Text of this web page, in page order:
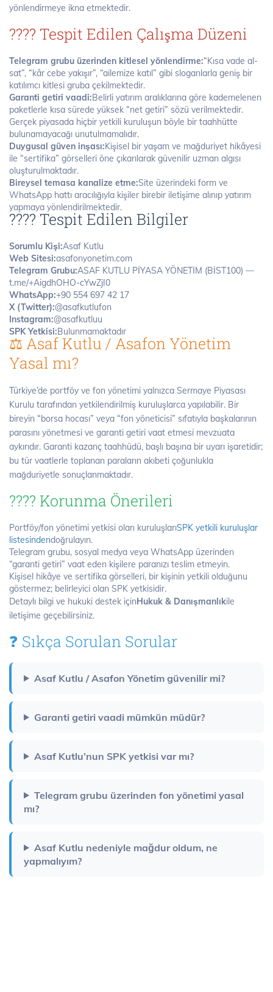
yönlendirmeye ikna etmektedir.
???? Tespit Edilen Çalışma Düzeni
Telegram grubu üzerinden kitlesel yönlendirme:“Kısa vade al-
sat”, “kâr cebe yakışır”, “ailemize katıl” gibi sloganlarla geniş bir
katılımcı kitlesi gruba çekilmektedir.
Garanti getiri vaadi:Belirli yatırım aralıklarına göre kademelenen
paketlerle kısa sürede yüksek “net getiri” sözü verilmektedir.
Gerçek piyasada hiçbir yetkili kuruluşun böyle bir taahhütte
bulunamayacağı unutulmamalıdır.
Duygusal güven inşası:Kişisel bir yaşam ve mağduriyet hikâyesi
ile “sertifika” görselleri öne çıkarılarak güvenilir uzman algısı
oluşturulmaktadır.
Bireysel temasa kanalize etme:Site üzerindeki form ve
WhatsApp hattı aracılığıyla kişiler birebir iletişime alınıp yatırım
yapmaya yönlendirilmektedir.
???? Tespit Edilen Bilgiler
Sorumlu Kişi:Asaf Kutlu
Web Sitesi:asafonyonetim.com
Telegram Grubu:ASAF KUTLU PİYASA YÖNETİM (BİST100) —
t.me/+AigdhOHO-cYwZjI0
WhatsApp:+90 554 697 42 17
X (Twitter):@asafkutlufon
Instagram:@asafkutluu
SPK Yetkisi:Bulunmamaktadır
⚖️ Asaf Kutlu / Asafon Yönetim
Yasal mı?
Türkiye’de portföy ve fon yönetimi yalnızca Sermaye Piyasası
Kurulu tarafından yetkilendirilmiş kuruluşlarca yapılabilir. Bir
bireyin “borsa hocası” veya “fon yöneticisi” sıfatıyla başkalarının
parasını yönetmesi ve garanti getiri vaat etmesi mevzuata
aykırıdır. Garanti kazanç taahhüdü, başlı başına bir uyarı işaretidir;
bu tür vaatlerle toplanan paraların akıbeti çoğunlukla
mağduriyetle sonuçlanmaktadır.
????️ Korunma Önerileri
Portföy/fon yönetimi yetkisi olan kuruluşlarıSPK yetkili kuruluşlar
listesindendoğrulayın.
Telegram grubu, sosyal medya veya WhatsApp üzerinden
“garanti getiri” vaat eden kişilere paranızı teslim etmeyin.
Kişisel hikâye ve sertifika görselleri, bir kişinin yetkili olduğunu
göstermez; belirleyici olan SPK yetkisidir.
Detaylı bilgi ve hukuki destek içinHukuk & Danışmanlıkile
iletişime geçebilirsiniz.
❓ Sıkça Sorulan Sorular
Asaf Kutlu / Asafon Yönetim güvenilir mi?
Garanti getiri vaadi mümkün müdür?
Asaf Kutlu’nun SPK yetkisi var mı?
Telegram grubu üzerinden fon yönetimi yasal
mı?
Asaf Kutlu nedeniyle mağdur oldum, ne
yapmalıyım?